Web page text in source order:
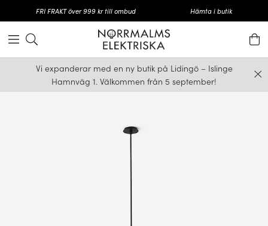
FRI FRAKT över 999 kr till ombud Hämta i butik
Vi expanderar med en ny butik på Lidingö – Islinge
Hamnväg 1. Välkommen från 5 september!